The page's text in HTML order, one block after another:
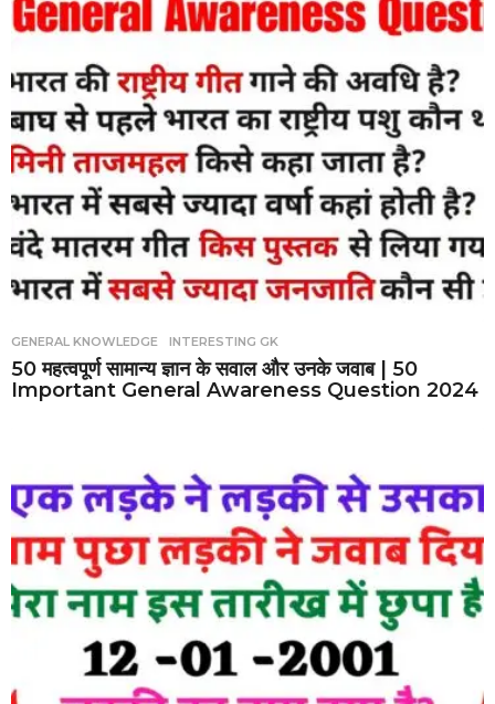
GENERAL KNOWLEDGE ,INTERESTING GK
50 महत्वपूर्ण सामान्य ज्ञान के सवाल और उनके जवाब | 50
Important General Awareness Question 2024